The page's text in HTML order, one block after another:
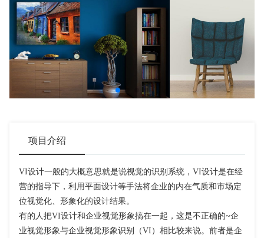
项目介绍
VI设计一般的大概意思就是说视觉的识别系统，VI设计是在经
营的指导下，利用平面设计等手法将企业的内在气质和市场定
位视觉化、形象化的设计结果。
有的人把VI设计和企业视觉形象搞在一起，这是不正确的~企
业视觉形象与企业视觉形象识别（VI）相比较来说。前者是企